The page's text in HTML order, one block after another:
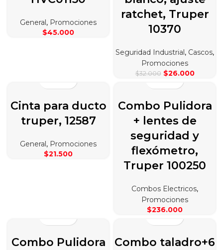
General, Promociones
$45.000
ratchet, Truper
10370
Seguridad Industrial, Cascos,
Promociones
$32.000 El
precio
original
era:
$32.000.
$26.000El
Cinta para ducto
truper, 12587
General, Promociones
$21.500
Combo Pulidora
+ lentes de
seguridad y
flexómetro,
Truper 100250
Combos Electricos,
Promociones
$236.000
Combo Pulidora
Combo taladro+6